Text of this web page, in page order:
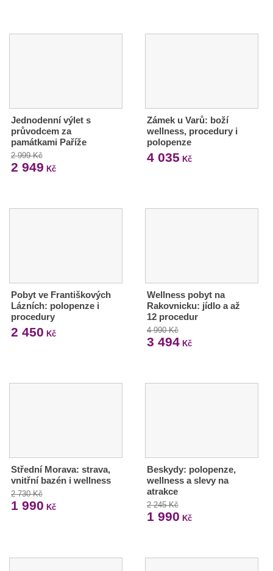
Jednodenní výlet s
průvodcem za
památkami Paříže
2 999 Kč
2 949 Kč
Zámek u Varů: boží
wellness, procedury i
polopenze
4 035 Kč
Pobyt ve Františkových
Lázních: polopenze i
procedury
2 450 Kč
Wellness pobyt na
Rakovnicku: jídlo a až
12 procedur
4 990 Kč
3 494Kč
Střední Morava: strava,
vnitřní bazén i wellness
2 730 Kč
1 990 Kč
Beskydy: polopenze,
wellness a slevy na
atrakce
2 245 Kč
1 990 Kč